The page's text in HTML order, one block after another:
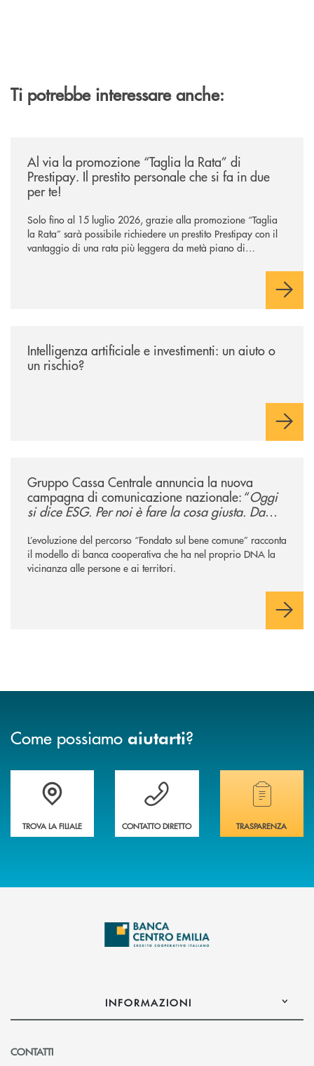
Ti potrebbe interessare anche:
Al via la promozione “Taglia la Rata” di
Prestipay. Il prestito personale che si fa in due
per te!
Solo fino al 15 luglio 2026, grazie alla promozione “Taglia
la Rata” sarà possibile richiedere un prestito Prestipay con il
vantaggio di una rata più leggera da metà piano di
Intelligenza artificiale e investimenti: un aiuto o
un rischio?
Gruppo Cassa Centrale annuncia la nuova
campagna di comunicazione nazionale: “Oggi
si dice ESG. Per noi è fare la cosa giusta. Da
L’evoluzione del percorso “Fondato sul bene comune” racconta
il modello di banca cooperativa che ha nel proprio DNA la
vicinanza alle persone e ai territori.
Come possiamo aiutarti?
Accedi all' elenco completo delle filiali
TROVA LA FILIALE
Vuoi avere maggiori informazioni sulla
CONTATTO DIRETTO
Hai bisogno di
TRASPARENZA
INFORMAZIONI
CONTATTI